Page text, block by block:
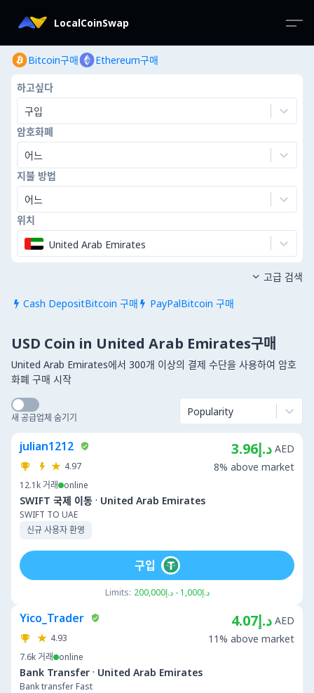
LocalCoinSwap
Bitcoin구매 Ethereum구매
하고싶다
구입
암호화폐
어느
지불 방법
어느
위치
United Arab Emirates
 Cash DepositBitcoin 구매  PayPalBitcoin 구매
 고급 검색
USD Coin in United Arab Emirates구매
United Arab Emirates에서 300개 이상의 결제 수단을 사용하여 암호
화폐 구매 시작
새 공급업체 숨기기 Popularity
julian1212
4.97
12.1k 거래 online
SWIFT 국제 이동 · United Arab Emirates
SWIFT TO UAE
신규 사용자 환영
د.إ3.96 AED
8% above market
Limits: د.إ1,000 - د.إ200,000
구입
Yico_Trader
4.93
7.6k 거래 online
Bank Transfer · United Arab Emirates
Bank transfer Fast
د.إ4.07 AED
11% above market